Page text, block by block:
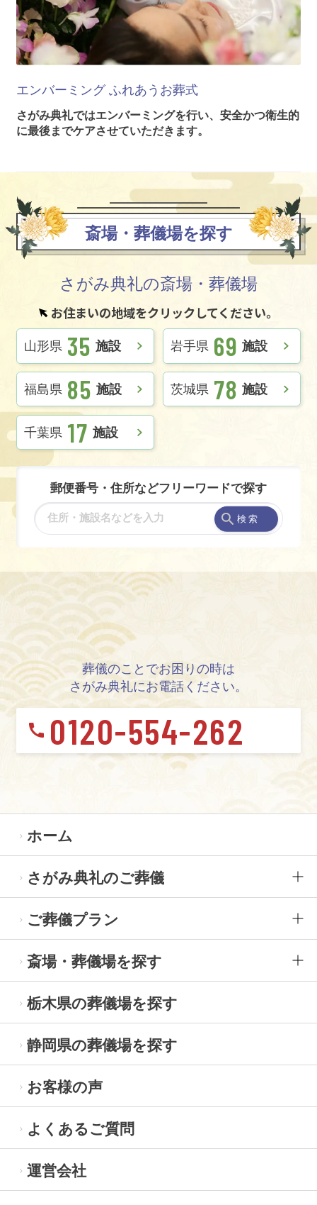
エンバーミング ふれあうお葬式
さがみ典礼ではエンバーミングを行い、安全かつ衛生的
に最後までケアさせていただきます。
斎場・葬儀場を探す
さがみ典礼の斎場・葬儀場
お住まいの地域をクリックしてください。
山形県 35 施設 岩手県 69 施設
福島県 85 施設 茨城県 78 施設
千葉県 17 施設
郵便番号・住所などフリーワードで探す
検 索
葬儀のことでお困りの時は
さがみ典礼にお電話ください。
0120-554-262
ホーム
さがみ典礼のご葬儀
ご葬儀プラン
斎場・葬儀場を探す
栃木県の葬儀場を探す
静岡県の葬儀場を探す
お客様の声
よくあるご質問
運営会社